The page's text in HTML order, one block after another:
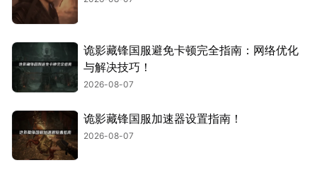
诡影藏锋国服避免卡顿完全指南：网络优化
与解决技巧！
2026-08-07
诡影藏锋国服加速器设置指南！
2026-08-07